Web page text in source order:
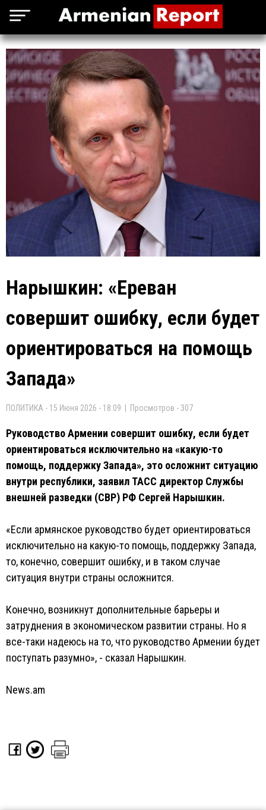
Нарышкин: «Ереван
совершит ошибку, если будет
ориентироваться на помощь
Запада»
ПОЛИТИКА - 15 Июня 2026 - 18:09 | Просмотров - 307
Руководство Армении совершит ошибку, если будет
ориентироваться исключительно на «какую-то
помощь, поддержку Запада», это осложнит ситуацию
внутри республики, заявил ТАСС директор Службы
внешней разведки (СВР) РФ Сергей Нарышкин.
«Если армянское руководство будет ориентироваться
исключительно на какую-то помощь, поддержку Запада,
то, конечно, совершит ошибку, и в таком случае
ситуация внутри страны осложнится.
Конечно, возникнут дополнительные барьеры и
затруднения в экономическом развитии страны. Но я
все-таки надеюсь на то, что руководство Армении будет
поступать разумно», - сказал Нарышкин.
News.am